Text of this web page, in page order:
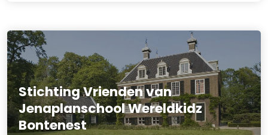
Stichting Vrienden van
Jenaplanschool Wereldkidz
Bontenest